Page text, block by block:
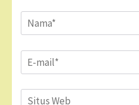
Name*
Email*
Situs